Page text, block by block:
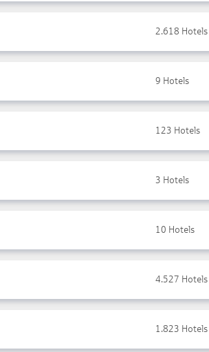
2.618 Hotels
9 Hotels
123 Hotels
3 Hotels
10 Hotels
4.527 Hotels
1.823 Hotels